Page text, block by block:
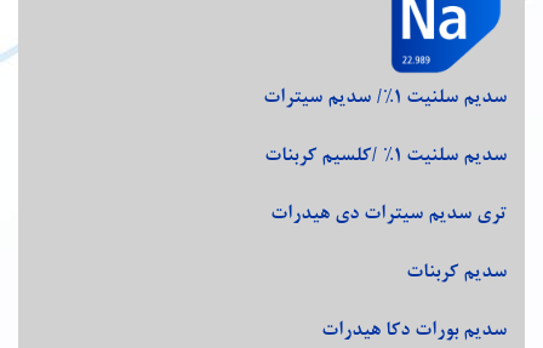
سدیم سلنیت 1%/ سدیم سیترات
سدیم سلنیت 1% /کلسیم کربنات
تری سدیم سیترات دی هیدرات
سدیم کربنات
سدیم بورات دکا هیدرات